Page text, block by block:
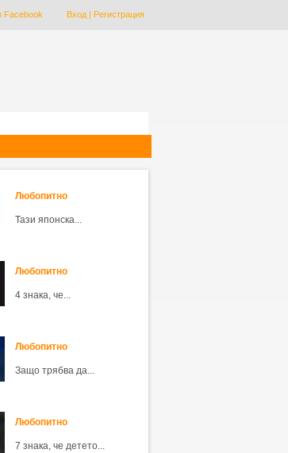
Facebook Вход| Регистрация
Любопитно
Тази японска...
Любопитно
4 знака, че...
Любопитно
Защо трябва да...
Любопитно
7 знака, че детето...